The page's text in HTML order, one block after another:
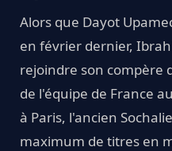
Alors que Dayot
en février dernier,
rejoindre son compère
de l'équipe de France au
à Paris, l'ancien
maximum de titres en